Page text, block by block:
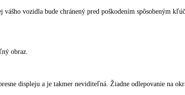
vozidla bude chránený pred poškodením spôsobeným
obraz.
displeju a je takmer neviditeľná. Žiadne odlepovanie na